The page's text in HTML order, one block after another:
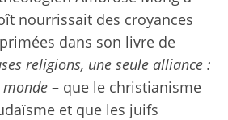
nourrissait des croyances
dans son livre de
religions, une seule alliance :
monde – que le christianisme
et que les juifs